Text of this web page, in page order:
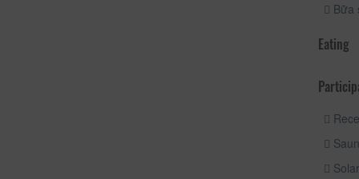
Bữa
Eating